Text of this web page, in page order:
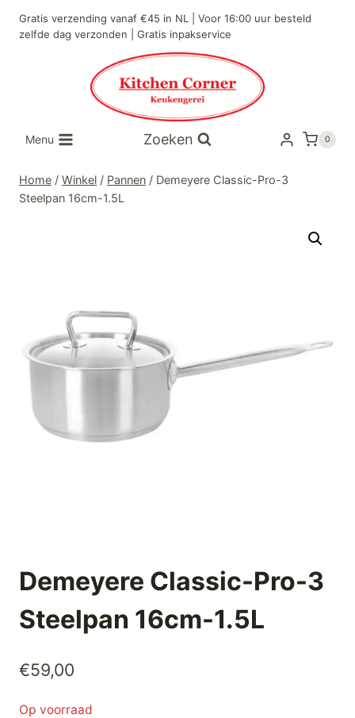
naar
Gratis verzending vanaf €45 in NL | Voor 16:00 uur besteld
zelfde dag verzonden | Gratis inpakservice
Menu Zoeken 0
Home / Winkel / Pannen / Demeyere Classic-Pro-3
Steelpan 16cm-1.5L
Demeyere Classic-Pro-3
Steelpan 16cm-1.5L
€59,00
Op voorraad